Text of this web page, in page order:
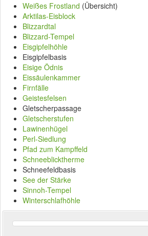
Weißes Frostland (Übersicht)
Arktilas-Eisblock
Blizzardtal
Blizzard-Tempel
Eisgipfelhöhle
Eisgipfelbasis
Eisige Ödnis
Eissäulenkammer
Firnfälle
Geistesfelsen
Gletscherpassage
Gletscherstufen
Lawinenhügel
Perl-Siedlung
Pfad zum Kampffeld
Schneeblicktherme
Schneefeldbasis
See der Stärke
Sinnoh-Tempel
Winterschlafhöhle